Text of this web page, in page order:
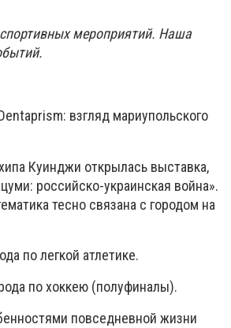
мероприятий. Наша
взгляд мариупольского
Куинджи открылась выставка,
российско-украинская война».
тесно связана с городом на
по легкой атлетике.
по хоккею (полуфиналы).
повседневной жизни